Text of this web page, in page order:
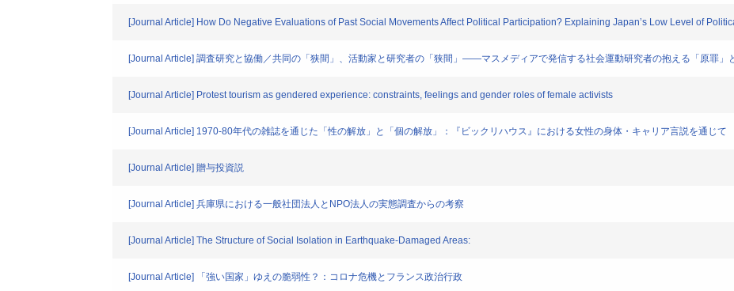
[Journal Article] How Do Negative Evaluations of Past Social Movements Affect Political Participation? Explaining Japan’s Low Level of
[Journal Article] 調査研究と協働／共同の「狭間」、活動家と研究者の「狭間」――マスメディアで発信する社会運動研究者の抱える「原罪」
[Journal Article] Protest tourism as gendered experience: constraints, feelings and gender roles of female activists
[Journal Article] 1970-80年代の雑誌を通じた「性の解放」と「個の解放」：『ビックリハウス』における女性の身体・キャリア言説を通じて
[Journal Article] 贈与投資説
[Journal Article] 兵庫県における一般社団法人とNPO法人の実態調査からの考察
[Journal Article] The Structure of Social Isolation in Earthquake-Damaged Areas:
[Journal Article] 「強い国家」ゆえの脆弱性？：コロナ危機とフランス政治行政